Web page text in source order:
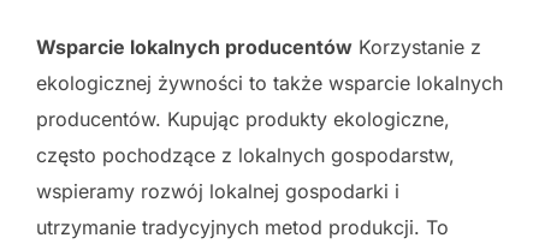
Wsparcie lokalnych producentów Korzystanie z
ekologicznej żywności to także wsparcie lokalnych
producentów. Kupując produkty ekologiczne,
często pochodzące z lokalnych gospodarstw,
wspieramy rozwój lokalnej gospodarki i
utrzymanie tradycyjnych metod produkcji. To